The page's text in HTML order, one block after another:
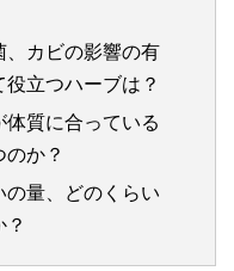
、カビの影響の有
立つハーブは？
質に合っている
か？
量、どのくらい